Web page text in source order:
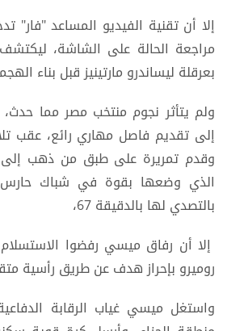
إلا أن تقنية الفيديو المساعد "فار"
مراجعة الحالة على الشاشة،
بعرقلة ليساندرو مارتينيز قبل بناء
ولم يتأثر نجوم منتخب مصر مما
إلى تقديم فاصل مهاري رائع، عقب
وقدم تمريرة على طبق من ذهب
الذي وضعها بقوة في شباك
بالتصدي لها بالدقيقة 67،
إلا أن رفاق ميسي رفضوا
روميرو بإحراز هدف عن طريق رأسية
واستغل ميسي غياب الرقابة